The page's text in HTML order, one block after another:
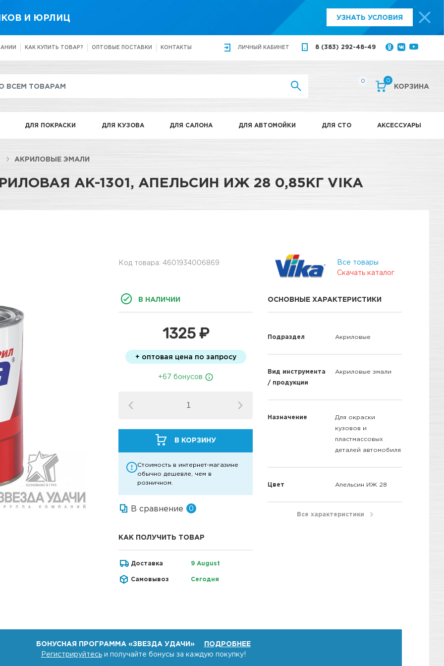
И ЮРЛИЦ УЗНАТЬ УСЛОВИЯ
КАК КУПИТЬ ТОВАР? ОПТОВЫЕ ПОСТАВКИ КОНТАКТЫ ЛИЧНЫЙ КАБИНЕТ 8 (383) 292-48-49
0 0
КОРЗИНА
ДЛЯ ПОКРАСКИ ДЛЯ КУЗОВА ДЛЯ САЛОНА ДЛЯ АВТОМОЙКИ ДЛЯ СТО АКСЕССУАРЫ
АКРИЛОВЫЕ ЭМАЛИ
АК-1301, АПЕЛЬСИН ИЖ 28 0,85КГ VIKA
Код товара: 4601934006869
В НАЛИЧИИ
1325 ₽
+ оптовая цена по запросу
+67 бонусов
В КОРЗИНУ
Стоимость в интернет-магазине
обычно дешевле, чем в
розничном.
В сравнение 0
КАК ПОЛУЧИТЬ ТОВАР
Доставка 9 August
Самовывоз Сегодня
Все товары
Скачать каталог
ОСНОВНЫЕ ХАРАКТЕРИСТИКИ
Подраздел Акриловые
Вид инструмента
/ продукции
Акриловые эмали
Назначение
Для окраски
кузовов и
пластмассовых
деталей автомобиля
Цвет Апельсин ИЖ 28
Все характеристики
БОНУСНАЯ ПРОГРАММА «ЗВЕЗДА УДАЧИ»
ПОДРОБНЕЕ
Регистрируйтесьи получайте бонусы за каждую покупку!